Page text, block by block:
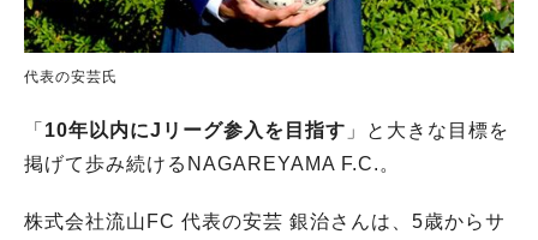
代表の安芸氏
「 10年以内にJリーグ参入を目指す 」と大きな目標を
掲げて歩み続けるNAGAREYAMA F.C.。
株式会社流山FC 代表の安芸 銀治さんは、5歳からサ